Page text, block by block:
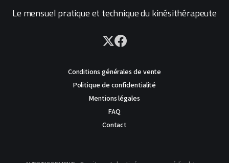
Le mensuel pratique et technique du kinésithérapeute
Conditions générales de vente
Politique de confidentialité
Mentions légales
FAQ
Contact